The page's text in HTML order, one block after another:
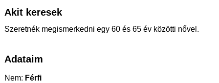
Akit keresek
Szeretnék megismerkedni egy 60 és 65 év közötti nővel.
Adataim
Nem: Férfi